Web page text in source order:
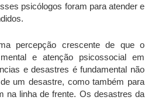
psicólogos foram para atender e
percepção crescente de que o
e atenção psicossocial em
e desastres é fundamental não
um desastre, como também para
na linha de frente. Os desastres da